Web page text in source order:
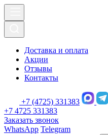
Доставка и оплата
Акции
Отзывы
Контакты
+7 (4725) 331383
+7 4725 331383
Заказать звонок
WhatsApp Telegram